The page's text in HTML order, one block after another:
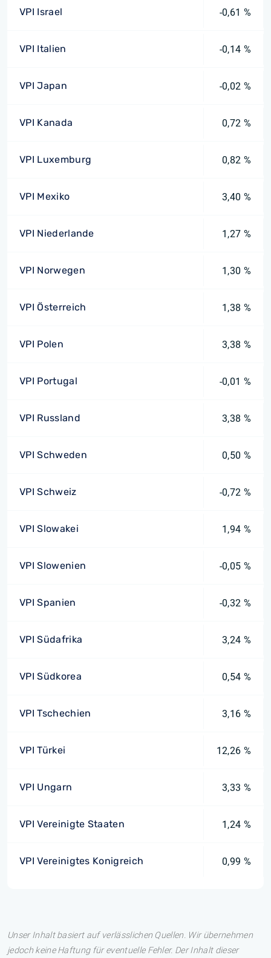
VPI Israel -0,61 %
VPI Italien -0,14 %
VPI Japan -0,02 %
VPI Kanada 0,72 %
VPI Luxemburg 0,82 %
VPI Mexiko 3,40 %
VPI Niederlande 1,27 %
VPI Norwegen 1,30 %
VPI Österreich 1,38 %
VPI Polen 3,38 %
VPI Portugal -0,01 %
VPI Russland 3,38 %
VPI Schweden 0,50 %
VPI Schweiz -0,72 %
VPI Slowakei 1,94 %
VPI Slowenien -0,05 %
VPI Spanien -0,32 %
VPI Südafrika 3,24 %
VPI Südkorea 0,54 %
VPI Tschechien 3,16 %
VPI Türkei 12,26 %
VPI Ungarn 3,33 %
VPI Vereinigte Staaten 1,24 %
VPI Vereinigtes Konigreich 0,99 %
Unser Inhalt basiert auf verlässlichen Quellen. Wir übernehmen
jedoch keine Haftung für eventuelle Fehler. Der Inhalt dieser